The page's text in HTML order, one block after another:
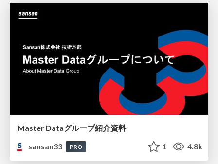
Master Dataグループ紹介資料
sansan33
PRO 1 4.8k